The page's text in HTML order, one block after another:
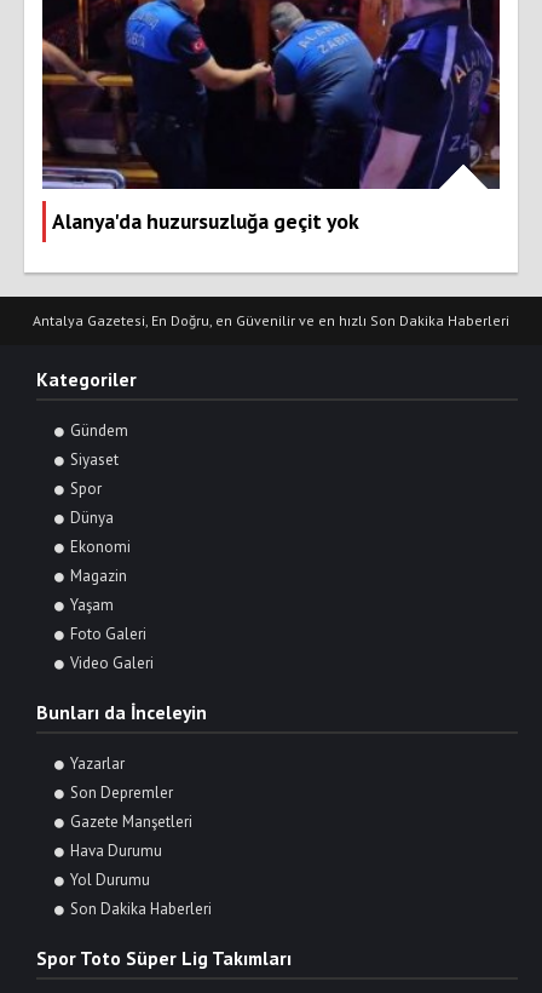
Alanya'da huzursuzluğa geçit yok
Antalya Gazetesi, En Doğru, en Güvenilir ve en hızlı Son Dakika Haberleri
Kategoriler
Gündem
Siyaset
Spor
Dünya
Ekonomi
Magazin
Yaşam
Foto Galeri
Video Galeri
Bunları da İnceleyin
Yazarlar
Son Depremler
Gazete Manşetleri
Hava Durumu
Yol Durumu
Son Dakika Haberleri
Spor Toto Süper Lig Takımları